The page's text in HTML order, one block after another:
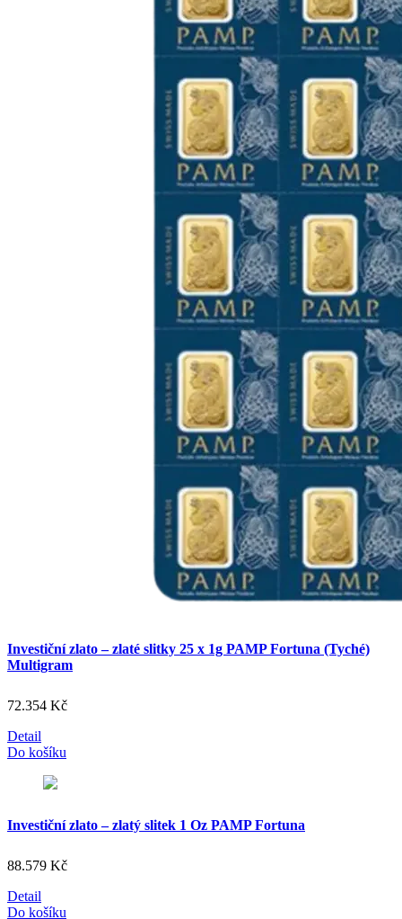
Investiční zlato – zlaté slitky 25 x 1g PAMP Fortuna (Tyché)
Multigram
72.354 Kč
Detail
Do košíku
Investiční zlato – zlatý slitek 1 Oz PAMP Fortuna
88.579 Kč
Detail
Do košíku